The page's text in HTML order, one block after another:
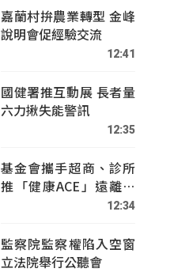
嘉蘭村拚農業轉型 金峰
說明會促經驗交流
12:41
國健署推互動展 長者量
六力揪失能警訊
12:35
基金會攜手超商、診所
推「健康ACE」遠離疾
12:34
監察院監察權陷入空窗
立法院舉行公聽會